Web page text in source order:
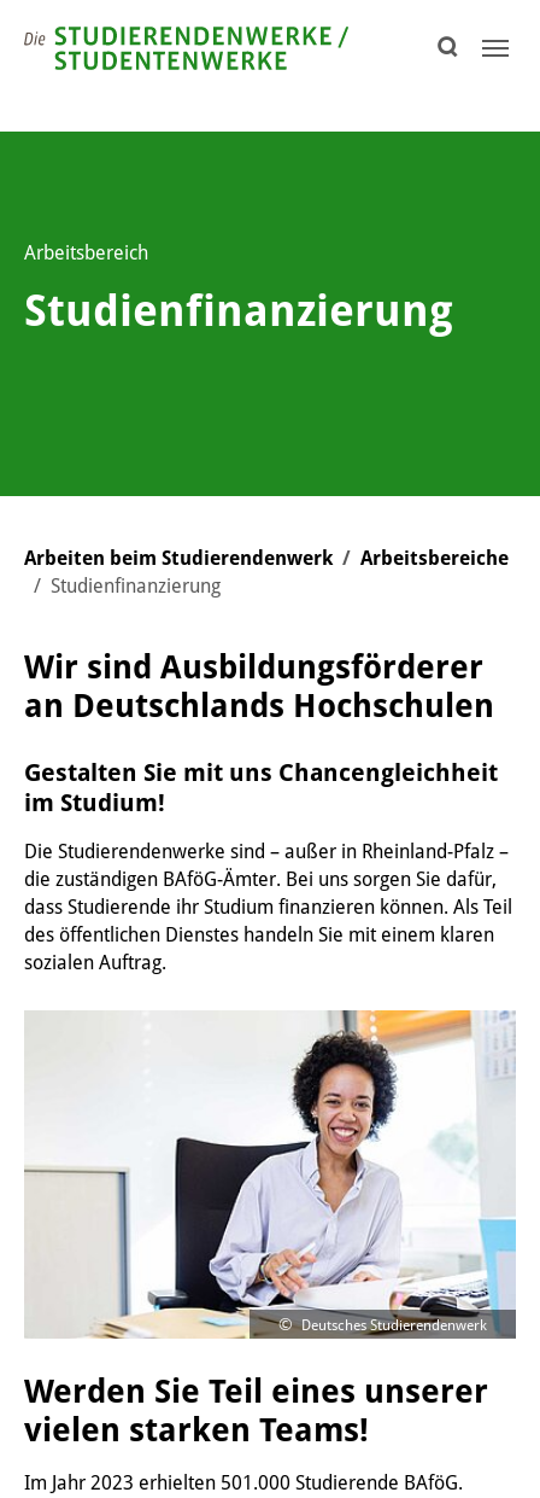
Arbeitsbereich
Studienfinanzierung
Arbeiten beim Studierendenwerk
Arbeitsbereiche
Studienfinanzierung
Wir sind Ausbildungsförderer
an Deutschlands Hochschulen
Gestalten Sie mit uns Chancengleichheit
im Studium!
Die Studierendenwerke sind – außer in Rheinland-Pfalz –
die zuständigen BAföG-Ämter. Bei uns sorgen Sie dafür,
dass Studierende ihr Studium finanzieren können. Als Teil
des öffentlichen Dienstes handeln Sie mit einem klaren
sozialen Auftrag.
Deutsches Studierendenwerk
Werden Sie Teil eines unserer
vielen starken Teams!
Im Jahr 2023 erhielten 501.000 Studierende BAföG.